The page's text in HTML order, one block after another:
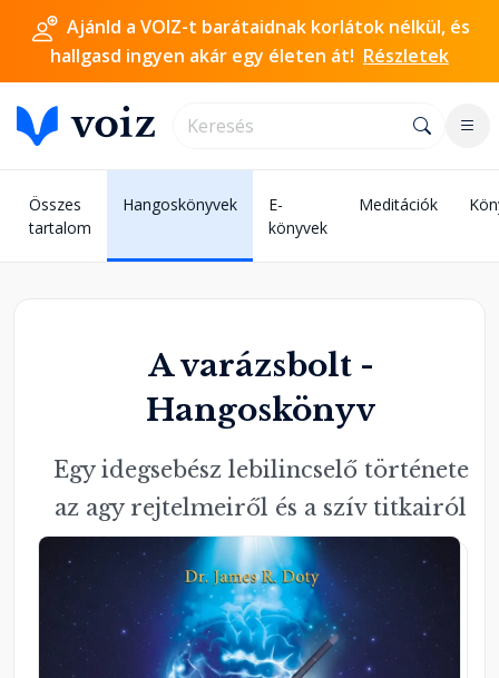
Ajánld a VOIZ-t barátaidnak korlátok nélkül, és
hallgasd ingyen akár egy életen át! Részletek
Összes
tartalom
Hangoskönyvek
E-
könyvek
Meditációk
A varázsbolt -
Hangoskönyv
Egy idegsebész lebilincselő története
az agy rejtelmeiről és a szív titkairól